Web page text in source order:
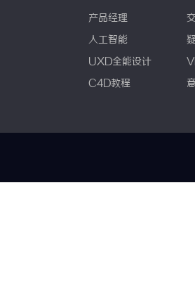
产品经理
人工智能
UXD全能设计
C4D教程